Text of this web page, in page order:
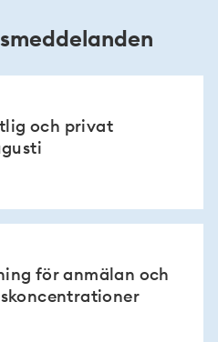
och privat
för anmälan och